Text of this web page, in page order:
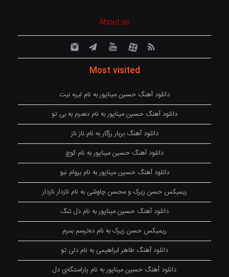
About us
Most visited
دانلود آهنگ حسین میناپور به نام لیره نیت
دانلود آهنگ حسین میناپور به نام دەمرم بە بی تو
دانلود آهنگ بریار رزگار به نام ناز ناز
دانلود آهنگ حسین میناپور به نام کوچ
دانلود آهنگ حسین میناپور به نام بروام نبو
ریمیکس حسن زیرک و محسن چاوشی به نام نازدار نازدار
دانلود آهنگ حسین میناپور به نام دل تنگ
ریمیکس حسن زیرک به نام دەترسم بمرم
دانلود آهنگ طاهر ابراهیمی به نام دلی تو
دانلود آهنگ حسین میناپور به نام پاراستگەی دل